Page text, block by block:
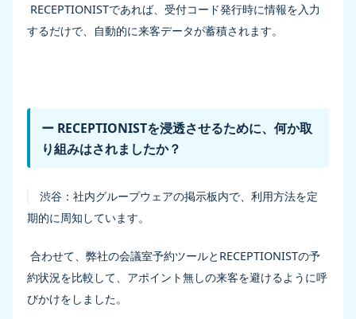
RECEPTIONISTであれば、受付コード発行時に情報を入力
するだけで、自動的に来客データが蓄積されます。
ー RECEPTIONISTを浸透させるために、何か取
り組みはされましたか？
渋谷：社内グループウェアの掲示板内で、利用方法を定
期的に周知しています。
合わせて、弊社の会議室予約ツールとRECEPTIONISTの予
約状況を比較して、アポイント無しの来客を避けるように呼
びかけをしました。